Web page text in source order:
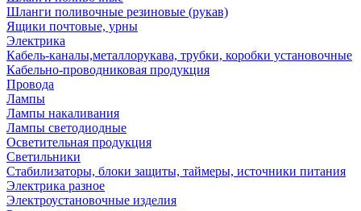
Шланги поливочные резиновые (рукав)
Ящики почтовые, урны
Электрика
Кабель-каналы,металлорукава, трубки, коробки установочные
Кабельно-проводниковая продукция
Провода
Лампы
Лампы накаливания
Лампы светодиодные
Осветительная продукция
Светильники
Стабилизаторы, блоки защиты, таймеры, источники питания
Электрика разное
Электроустановочные изделия